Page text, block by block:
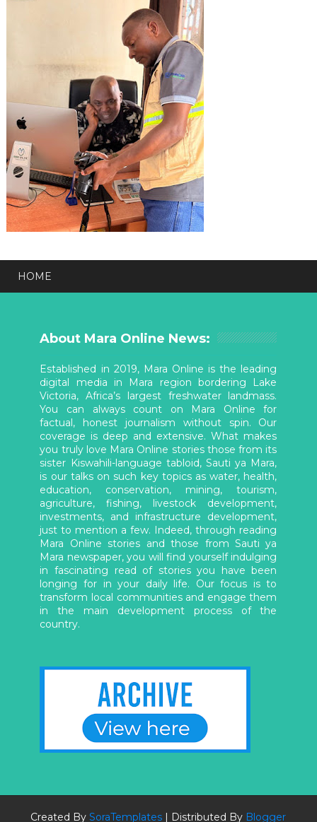
HOME
About Mara Online News:
Established in 2019, Mara Online is the leading
digital media in Mara region bordering Lake
Victoria, Africa’s largest freshwater landmass.
You can always count on Mara Online for
factual, honest journalism without spin. Our
coverage is deep and extensive. What makes
you truly love Mara Online stories those from its
sister Kiswahili-language tabloid, Sauti ya Mara,
is our talks on such key topics as water, health,
education, conservation, mining, tourism,
agriculture, fishing, livestock development,
investments, and infrastructure development,
just to mention a few. Indeed, through reading
Mara Online stories and those from Sauti ya
Mara newspaper, you will find yourself indulging
in fascinating read of stories you have been
longing for in your daily life. Our focus is to
transform local communities and engage them
in the main development process of the
country.
Created BySoraTemplates | Distributed By Blogger